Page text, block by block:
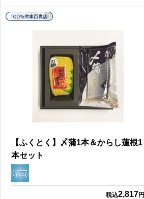
【ふくとく】〆蒲1本＆からし蓮根1
本セット
税込2,817円